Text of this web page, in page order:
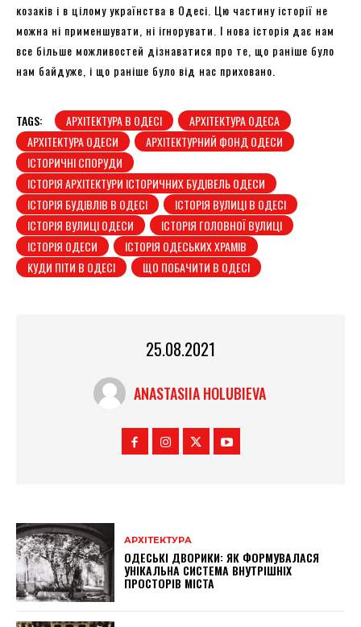
козаків і в цілому українства в Одесі. Цю частину історії не
можна ні применшувати, ні ігнорувати. І нова історія дає нам
все більше можливостей дізнаватися про те, що раніше було
нам байдуже, і що раніше було від нас приховано.
TAGS: АРХІТЕКТУРА В ОДЕСІ
АРХІТЕКТУРА ОДЕСА
АРХІТЕКТУРА ОДЕСИ
АРХІТЕКТУРНИЙ ФОНД ОДЕСИ
ІСТОРИЧНІ СПОРУДИ
ІСТОРІЯ АРХІТЕКТУРИ ІСТОРИЧНИХ БУДІВЕЛЬ ОДЕСИ
ІСТОРІЯ БУДІВЛІВ В ОДЕСІ
ІСТОРІЯ ВУЛИЦІ В ОДЕСІ
ІСТОРІЯ ВУЛИЦІ ОДЕСИ
ІСТОРІЯ ГОЛОВНОЇ ВУЛИЦІ
ІСТОРІЯ ОДЕСИ
ІСТОРІЯ ОДЕСЬКИХ ХРАМІВ
КУДИ ПІТИ В ОДЕСІ
ЩО ПОБАЧИТИ В ОДЕСІ
25.08.2021
ANASTASIIA HOLUBIEVA
АРХІТЕКТУРА
ОДЕСЬКІ ДВОРИКИ: ЯК ФОРМУВАЛАСЯ
УНІКАЛЬНА СИСТЕМА ВНУТРІШНІХ
ПРОСТОРІВ МІСТА